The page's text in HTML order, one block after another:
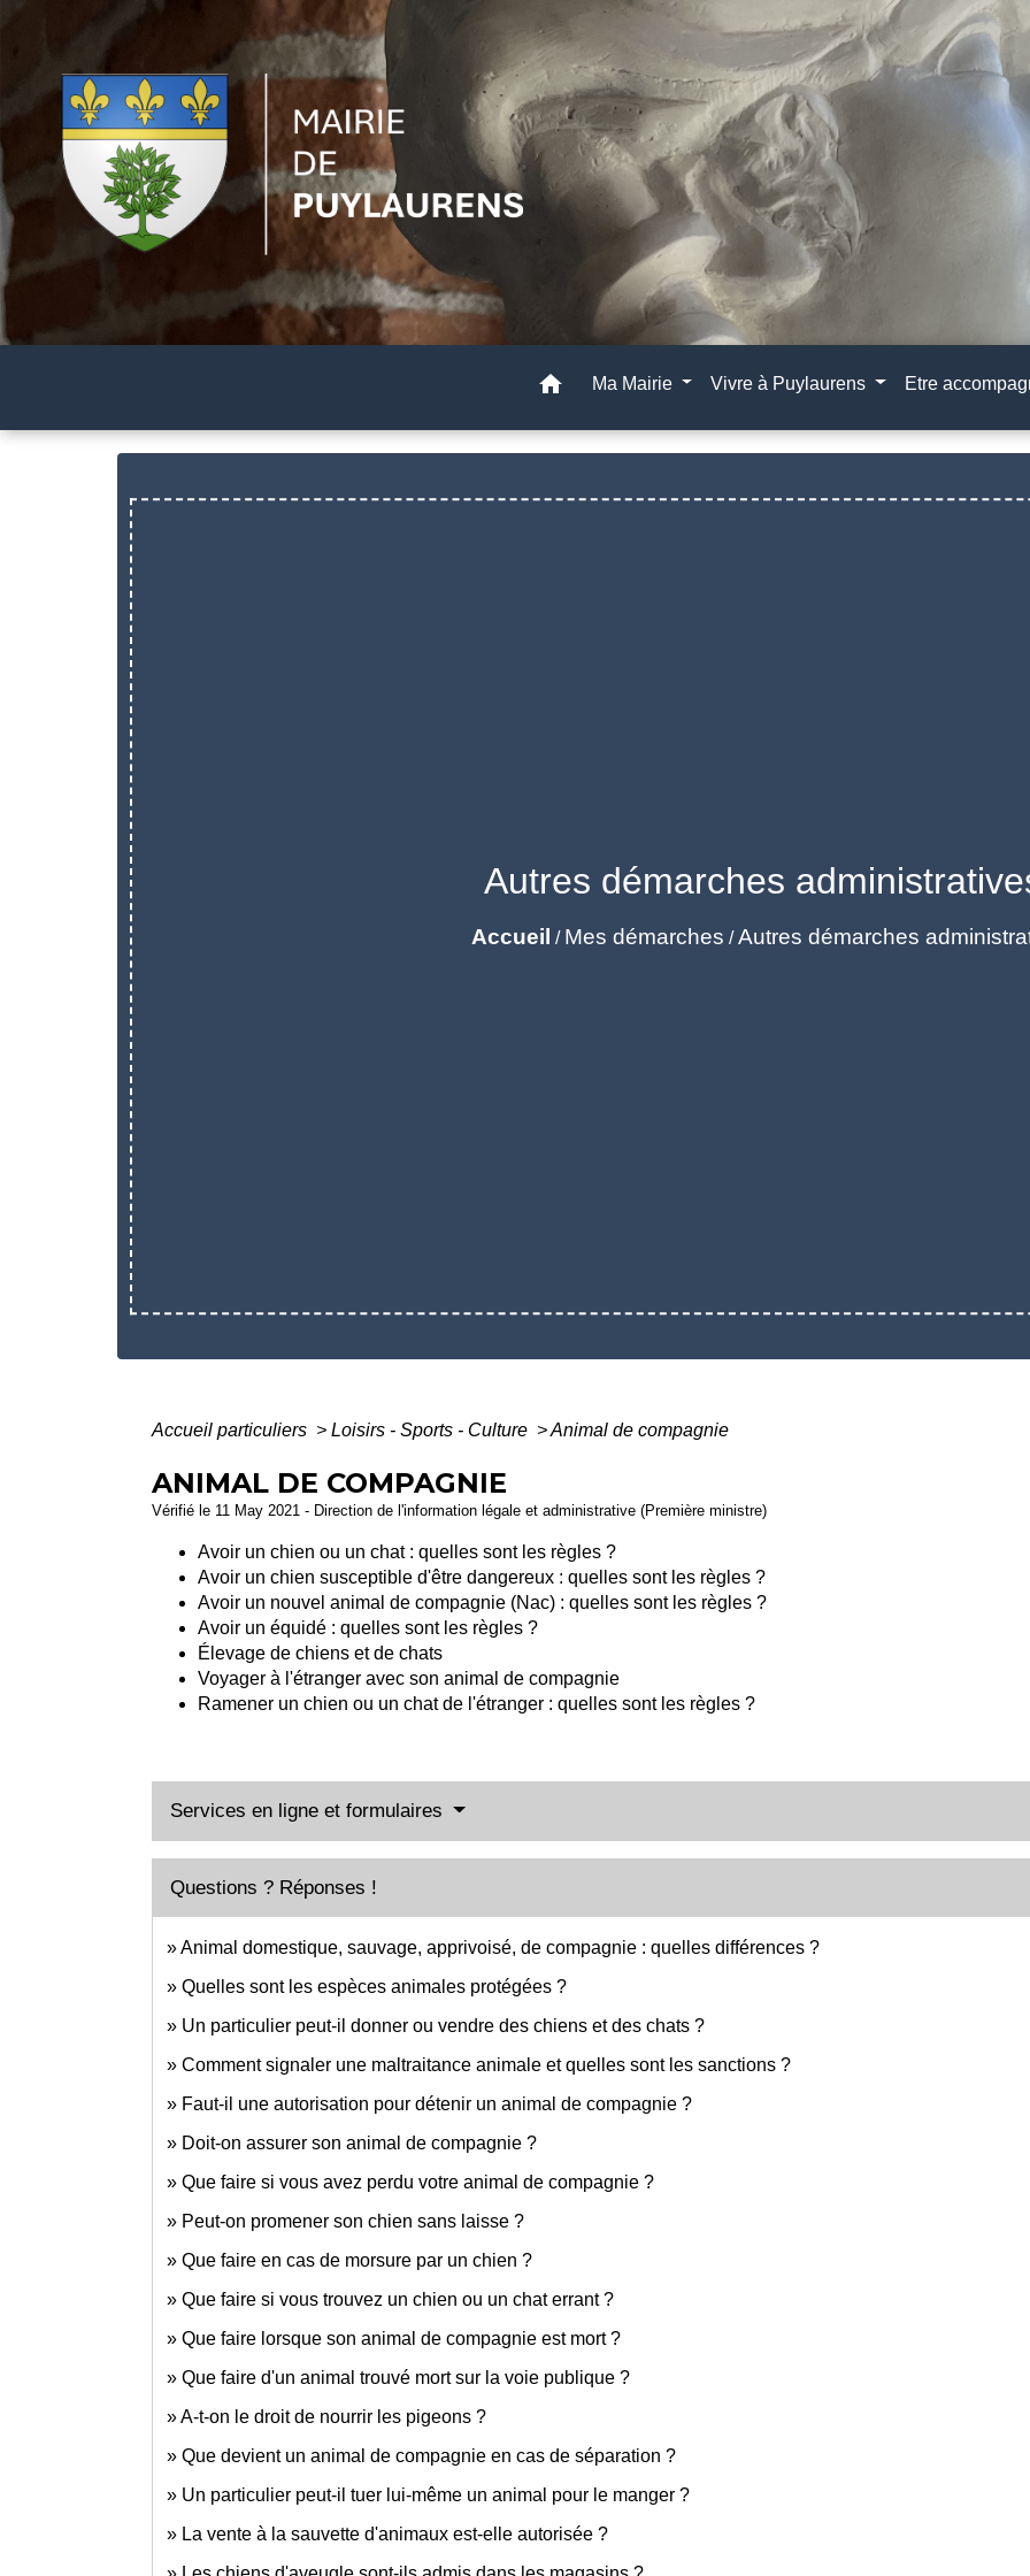
home Ma Mairie Vivre à Puylaurens Etre
Autres démarches
Accueil / Mes démarches /Autres démarches
Accueil particuliers > Loisirs - Sports - Culture >Animal de compagnie
ANIMAL DE COMPAGNIE
Vérifié le 11 May 2021 - Direction de l'information légale et administrative (Première ministre)
Avoir un chien ou un chat : quelles sont les règles ?
Avoir un chien susceptible d'être dangereux : quelles sont les règles ?
Avoir un nouvel animal de compagnie (Nac) : quelles sont les règles ?
Avoir un équidé : quelles sont les règles ?
Élevage de chiens et de chats
Voyager à l'étranger avec son animal de compagnie
Ramener un chien ou un chat de l'étranger : quelles sont les règles ?
Services en ligne et formulaires
Questions ? Réponses !
Animal domestique, sauvage, apprivoisé, de compagnie : quelles différences ?
Quelles sont les espèces animales protégées ?
Un particulier peut-il donner ou vendre des chiens et des chats ?
Comment signaler une maltraitance animale et quelles sont les sanctions ?
Faut-il une autorisation pour détenir un animal de compagnie ?
Doit-on assurer son animal de compagnie ?
Que faire si vous avez perdu votre animal de compagnie ?
Peut-on promener son chien sans laisse ?
Que faire en cas de morsure par un chien ?
Que faire si vous trouvez un chien ou un chat errant ?
Que faire lorsque son animal de compagnie est mort ?
Que faire d'un animal trouvé mort sur la voie publique ?
A-t-on le droit de nourrir les pigeons ?
Que devient un animal de compagnie en cas de séparation ?
Un particulier peut-il tuer lui-même un animal pour le manger ?
La vente à la sauvette d'animaux est-elle autorisée ?